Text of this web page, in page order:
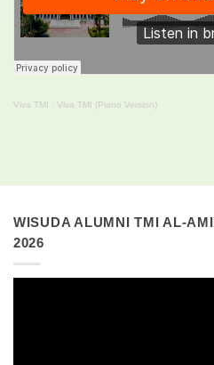
Viva TMI · Viva TMI (Piano Version)
WISUDA ALUMNI TMI AL-
2026